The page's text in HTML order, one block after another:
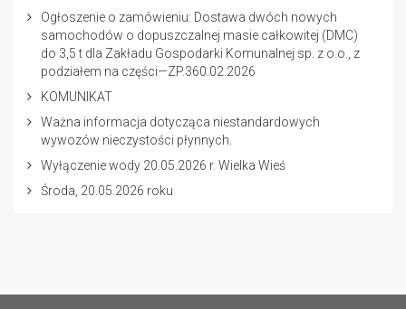
Ogłoszenie o zamówieniu: Dostawa dwóch nowych
samochodów o dopuszczalnej masie całkowitej (DMC)
do 3,5 t dla Zakładu Gospodarki Komunalnej sp. z o.o., z
podziałem na części—ZP.360.02.2026
KOMUNIKAT
Ważna informacja dotycząca niestandardowych
wywozów nieczystości płynnych.
Wyłączenie wody 20.05.2026 r. Wielka Wieś
Środa, 20.05.2026 roku